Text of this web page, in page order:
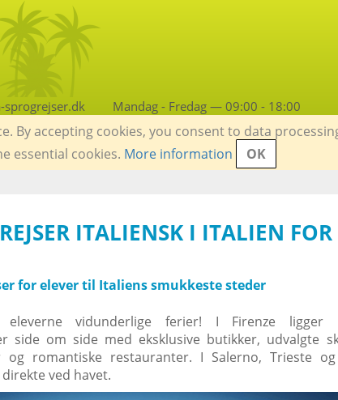
sprogrejser.dk Mandag - Fredag — 09:00 - 18:00
By accepting cookies, you consent to data
essential cookies. More information OK
ITALIENSK I ITALIEN
for elever til Italiens smukkeste steder
vidunderlige ferier! I Firenze ligger
side om side med eksklusive butikker, udvalgte
og romantiske restauranter. I Salerno, Trieste
ved havet.